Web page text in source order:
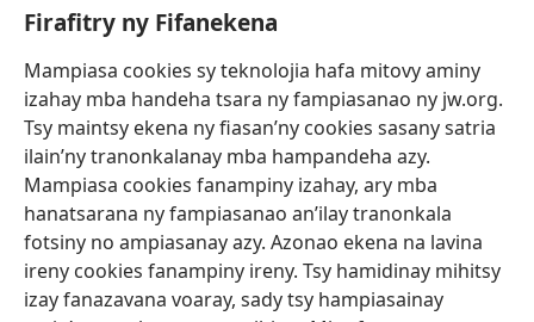
Firafitry ny Fifanekena
Mampiasa cookies sy teknolojia hafa mitovy aminy
izahay mba handeha tsara ny fampiasanao ny jw.org.
Tsy maintsy ekena ny fiasan’ny cookies sasany satria
ilain’ny tranonkalanay mba hampandeha azy.
Mampiasa cookies fanampiny izahay, ary mba
hanatsarana ny fampiasanao an’ilay tranonkala
fotsiny no ampiasanay azy. Azonao ekena na lavina
ireny cookies fanampiny ireny. Tsy hamidinay mihitsy
izay fanazavana voaray, sady tsy hampiasainay
Fanampiana
Fanomezana
(manokatra
rohy)
FITEHIRIZAM-BOKIN’NY Vavolombelon’i Jehovah
(manokatra
rohy)
JW Hub
(manokatra
rohy)
JW Library
®